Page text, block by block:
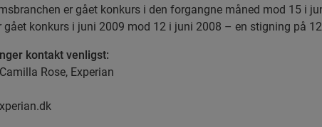
er gået konkurs i den forgangne måned mod 15 i
konkurs i juni 2009 mod 12 i juni 2008 – en stigning på
kontakt venligst:
Rose, Experian